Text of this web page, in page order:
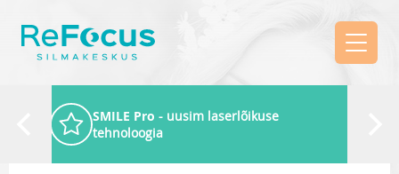
SMILE Pro - uusim laserlõikuse
tehnoloogia